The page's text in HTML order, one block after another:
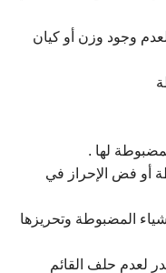
لعدم وجود وزن أو كيان
أو فض الإحراز في
المضبوطة وتحريزها
لعدم حلف القائم